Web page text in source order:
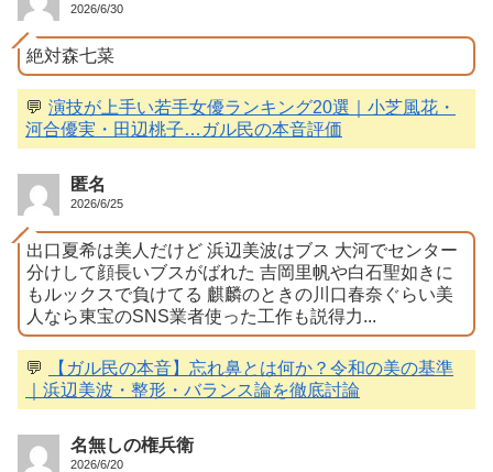
2026/6/30
絶対森七菜
💬 演技が上手い若手女優ランキング20選｜小芝風花・
河合優実・田辺桃子…ガル民の本音評価
匿名
2026/6/25
出口夏希は美人だけど 浜辺美波はブス 大河でセンター
分けして顔長いブスがばれた 吉岡里帆や白石聖如きに
もルックスで負けてる 麒麟のときの川口春奈ぐらい美
人なら東宝のSNS業者使った工作も説得力...
💬
【ガル民の本音】忘れ鼻とは何か？令和の美の基準
｜浜辺美波・整形・バランス論を徹底討論
名無しの権兵衛
2026/6/20